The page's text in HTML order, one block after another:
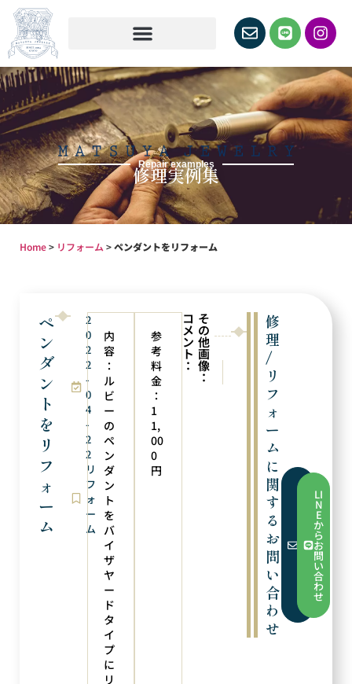
Repair examples
修理実例集
Home> リフォーム >ペンダントをリフォーム
ペ
ン
ダ
ン
ト
を
リ
フ
ォ
ー
ム
2
0
2
2
-
0
4
-
2
2
リ
フ
ォ
ー
ム
内
容
：
ル
ビ
ー
の
ペ
ン
ダ
ン
ト
を
バ
イ
ザ
ヤ
ー
ド
タ
イ
プ
に
リ
参
考
料
金
：
1
1,
00
0
円
コ
メ
ン
ト
：
そ
の
他
画
像
： チェーンの修理
ピアスへリフォーム
修
理
/
リ
フ
ォ
ー
ム
に
関
す
る
お
問
い
合
わ
せ
フ
ら
お
せ
LI
N
E
か
ら
お
問
い
合
わ
せ